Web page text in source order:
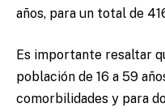
años, para un total de
Es importante resaltar
población de 16 a 59
comorbilidades y para